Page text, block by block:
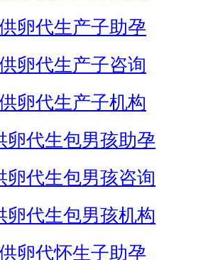
卵代生产子助孕
卵代生产子咨询
卵代生产子机构
卵代生包男孩助孕
卵代生包男孩咨询
卵代生包男孩机构
卵代怀生子助孕